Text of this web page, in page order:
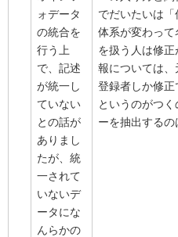
ォデータ
の統合を
行う上
で、記述
が統一し
ていない
との話が
ありまし
たが、統
一されて
いないデ
ータにな
んらかの
でだいたいは
体系が変わっ
を扱う人は修
報については
登録者しか修
というのがつ
ーを抽出するの